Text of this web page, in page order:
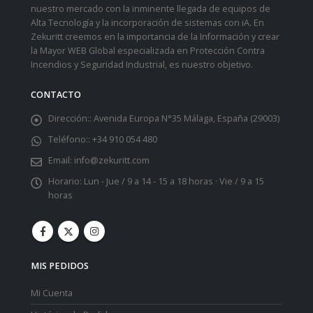
nuestro mercado con la inminente llegada de equipos de
Alta Tecnología y la incorporación de sistemas con iA. En
Zekuritt creemos en la importancia de la Información y crear
la Mayor WEB Global especializada en Protección Contra
Incendios y Seguridad Industrial, es nuestro objetivo.
CONTACTO
Dirección:: Avenida Europa N°35 Málaga, España (29003)
Teléfono:: +34 910 054 480
Email: info@zekuritt.com
Horario: Lun - Jue / 9 a 14 - 15 a 18 horas · Vie / 9 a 15
horas
MIS PEDIDOS
Mi Cuenta